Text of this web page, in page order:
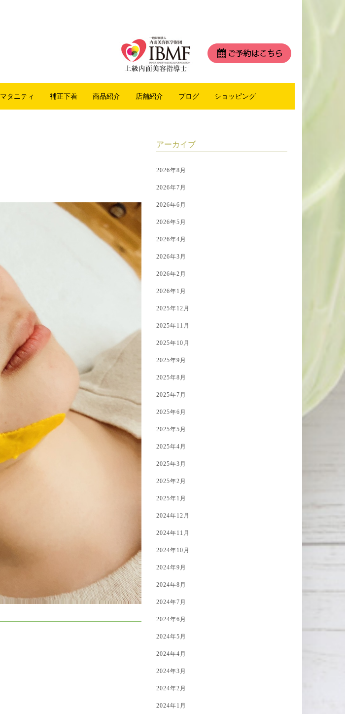
マタニティ 補正下着 商品紹介 店舗紹介 ブログ ショッピング
アーカイブ
2026年8月
2026年7月
2026年6月
2026年5月
2026年4月
2026年3月
2026年2月
2026年1月
2025年12月
2025年11月
2025年10月
2025年9月
2025年8月
2025年7月
2025年6月
2025年5月
2025年4月
2025年3月
2025年2月
2025年1月
2024年12月
2024年11月
2024年10月
2024年9月
2024年8月
2024年7月
2024年6月
2024年5月
2024年4月
2024年3月
2024年2月
2024年1月